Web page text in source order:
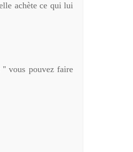
achète ce qui lui
vous pouvez faire